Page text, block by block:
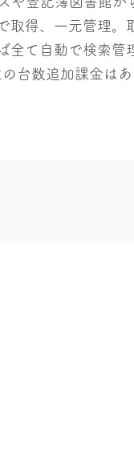
取得、一元管理。
全て自動で検索管
台数追加課金はあ